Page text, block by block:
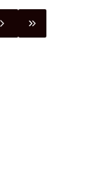
PRZEJDŹ DO